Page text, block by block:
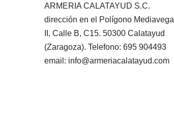
ARMERIA CALATAYUD S.C.
dirección en el Polígono Mediavega
II, Calle B, C15. 50300 Calatayud
(Zaragoza). Telefono: 695 904493
email: info@armeriacalatayud.com